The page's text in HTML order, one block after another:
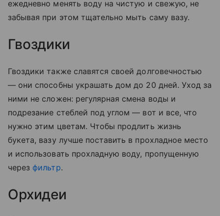
ежедневно менять воду на чистую и свежую, не
забывая при этом тщательно мыть саму вазу.
Гвоздики
Гвоздики также славятся своей долговечностью
— они способны украшать дом до 20 дней. Уход за
ними не сложен: регулярная смена воды и
подрезание стеблей под углом — вот и все, что
нужно этим цветам. Чтобы продлить жизнь
букета, вазу лучше поставить в прохладное место
и использовать прохладную воду, пропущенную
через фильтр.
Орхидеи